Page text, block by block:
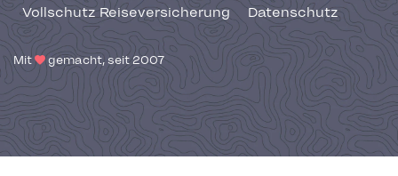
Vollschutz Reiseversicherung
Datenschutz
Mit gemacht, seit 2007